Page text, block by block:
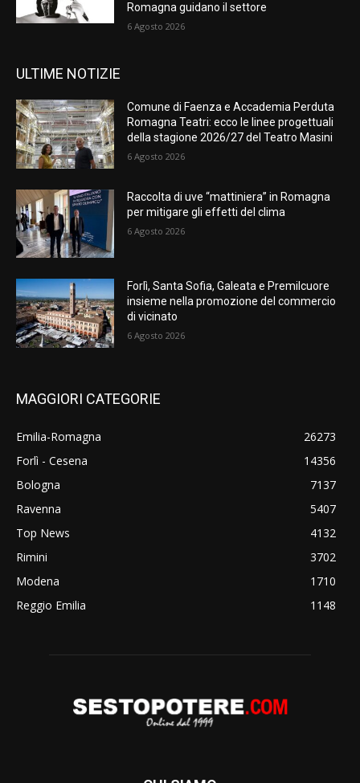
Romagna guidano il settore
6 Agosto 2026
ULTIME NOTIZIE
Comune di Faenza e Accademia Perduta
Romagna Teatri: ecco le linee progettuali
della stagione 2026/27 del Teatro Masini
6 Agosto 2026
Raccolta di uve “mattiniera” in Romagna
per mitigare gli effetti del clima
6 Agosto 2026
Forlì, Santa Sofia, Galeata e Premilcuore
insieme nella promozione del commercio
di vicinato
6 Agosto 2026
MAGGIORI CATEGORIE
Emilia-Romagna
26273
Forlì - Cesena
14356
Bologna
7137
Ravenna
5407
Top News
4132
Rimini
3702
Modena
1710
Reggio Emilia
1148